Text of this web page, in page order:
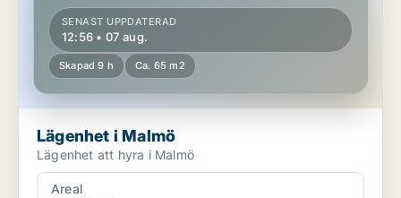
SENAST UPPDATERAD
12:56 • 07 aug.
Skapad 9 h Ca. 65 m2
Lägenhet i Malmö
Lägenhet att hyra i Malmö
Areal